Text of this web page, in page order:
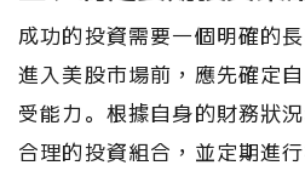
成功的投資需要一個明確的
進入美股市場前，應先確定
受能力。根據自身的財務狀
合理的投資組合，並定期進